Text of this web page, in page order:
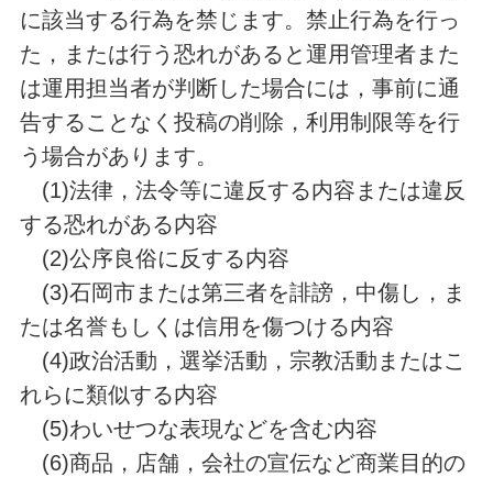
に該当する行為を禁じます。禁止行為を行っ
た，または行う恐れがあると運用管理者また
は運用担当者が判断した場合には，事前に通
告することなく投稿の削除，利用制限等を行
う場合があります。
(1)法律，法令等に違反する内容または違反
する恐れがある内容
(2)公序良俗に反する内容
(3)石岡市または第三者を誹謗，中傷し，ま
たは名誉もしくは信用を傷つける内容
(4)政治活動，選挙活動，宗教活動またはこ
れらに類似する内容
(5)わいせつな表現などを含む内容
(6)商品，店舗，会社の宣伝など商業目的の